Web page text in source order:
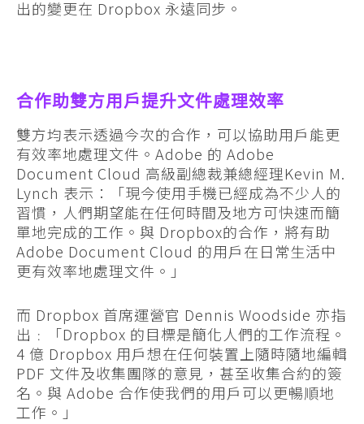
出的變更在 Dropbox 永遠同步。
合作助雙方用戶提升文件處理效率
雙方均表示透過今次的合作，可以協助用戶能更
有效率地處理文件。Adobe 的 Adobe
Document Cloud 高級副總裁兼總經理Kevin M.
Lynch 表示：「現今使用手機已經成為不少人的
習慣，人們期望能在任何時間及地方可快速而簡
單地完成的工作。與 Dropbox的合作，將有助
Adobe Document Cloud 的用戶在日常生活中
更有效率地處理文件。」
而 Dropbox 首席運營官 Dennis Woodside 亦指
出﹕「Dropbox 的目標是簡化人們的工作流程。
4 億 Dropbox 用戶想在任何裝置上隨時隨地編輯
PDF 文件及收集團隊的意見，甚至收集合約的簽
名。與 Adobe 合作使我們的用戶可以更暢順地
工作。」